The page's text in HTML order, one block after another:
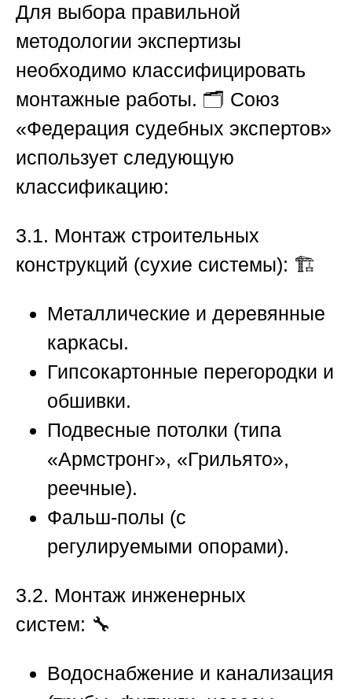
Для выбора правильной
методологии экспертизы
необходимо классифицировать
монтажные работы. 🗂️ Союз
«Федерация судебных экспертов»
использует следующую
классификацию:
3.1. Монтаж строительных
конструкций (сухие системы): 🏗️
Металлические и деревянные
каркасы.
Гипсокартонные перегородки и
обшивки.
Подвесные потолки (типа
«Армстронг», «Грильято»,
реечные).
Фальш-полы (с
регулируемыми опорами).
3.2. Монтаж инженерных
систем: 🔧
Водоснабжение и канализация